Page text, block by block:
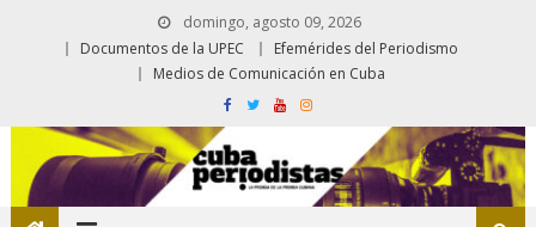
domingo, agosto 09, 2026
Documentos de la UPEC
Efemérides del Periodismo
Medios de Comunicación en Cuba